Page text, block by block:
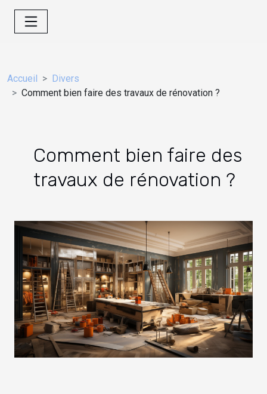
Accueil
Divers
Comment bien faire des travaux de rénovation ?
Comment bien faire des
travaux de rénovation ?